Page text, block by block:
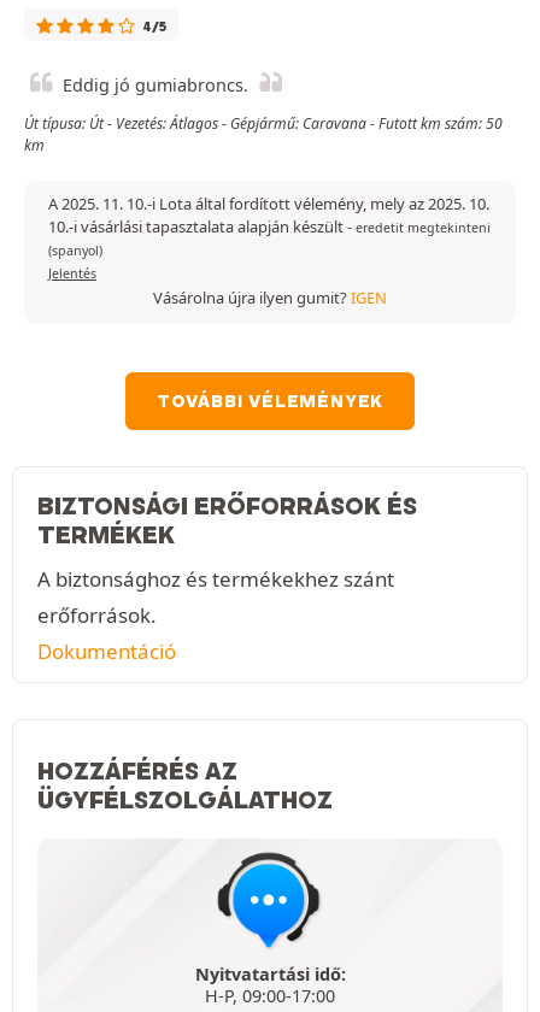
4/5
Eddig jó gumiabroncs.
Út típusa: Út - Vezetés: Átlagos - Gépjármű: Caravana - Futott km szám: 50
km
A 2025. 11. 10.-i Lota által fordított vélemény, mely az 2025. 10.
10.-i vásárlási tapasztalata alapján készült- eredetit megtekinteni
(spanyol)
Jelentés
Vásárolna újra ilyen gumit?IGEN
TOVÁBBI VÉLEMÉNYEK
BIZTONSÁGI ERŐFORRÁSOK ÉS
TERMÉKEK
A biztonsághoz és termékekhez szánt
erőforrások.
Dokumentáció
HOZZÁFÉRÉS AZ
ÜGYFÉLSZOLGÁLATHOZ
Nyitvatartási idő:
H-P, 09:00-17:00